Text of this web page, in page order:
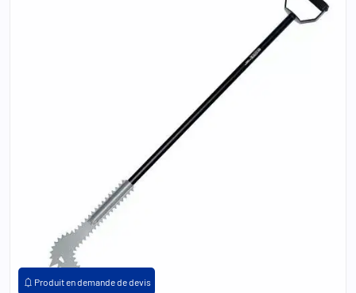
notifications Produit en demande de devis